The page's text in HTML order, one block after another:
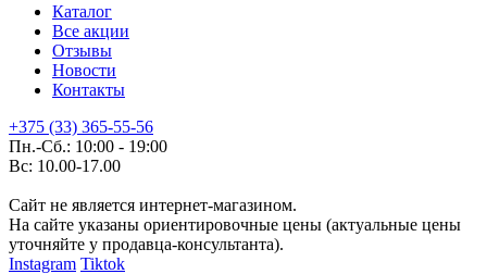
Каталог
Все акции
Отзывы
Новости
Контакты
+375 (33) 365-55-56
Пн.-Сб.: 10:00 - 19:00
Вс: 10.00-17.00
Сайт не является интернет-магазином.
На сайте указаны ориентировочные цены (актуальные цены
уточняйте у продавца-консультанта).
Instagram Tiktok